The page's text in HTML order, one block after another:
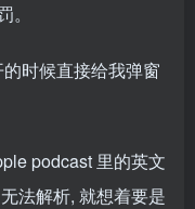
时候直接给我弹窗
podcast 里的英文
法解析, 就想着要是